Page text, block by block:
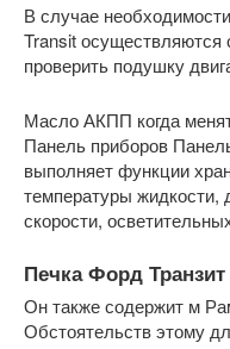
В случае
Transit
проверить подушку
Масло АКПП когда
Панель приборов
выполняет функции
температуры
скорости,
Печка Форд Транзит
Он также содержит м
Обстоятельств этому